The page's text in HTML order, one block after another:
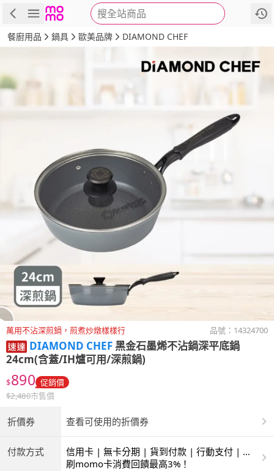
搜全站商品
商品 評價 詳情
餐廚用品 鍋具 歐美品牌 DIAMOND CHEF
萬用不沾深煎鍋，煎煮炒燉樣樣行 品號： 14324700
DIAMOND CHEF 黑金石墨烯不沾鍋深平底鍋
24cm(含蓋/IH爐可用/深煎鍋)
$890 促銷價
$2,480市售價
折價券 查看可使用的折價券
付款方式
信用卡 | 無卡分期 | 貨到付款 | 行動支付 | 超
商付款 | ATM | 銀聯卡 | 銀行帳戶付款
刷momo卡消費回饋最高3%！